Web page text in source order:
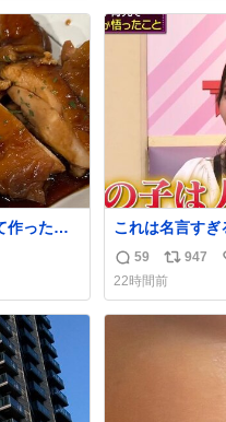
されてし
、地味に
てた。
数
ス
ト
数
作ったら
くれて
これは名言す
を思い出しなが
返
信
数
59
リ
ポ
ス
ト
947
22時間前